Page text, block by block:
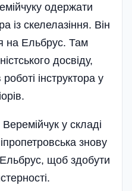
одержати
із скелелазіння. Він
на Ельбрус. Там
досвіду,
інструктора у
у складі
знову
щоб здобути